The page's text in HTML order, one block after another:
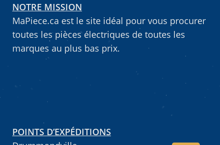
NOTRE MISSION
MaPiece.ca est le site idéal pour vous procurer
toutes les pièces électriques de toutes les
marques au plus bas prix.
POINTS D’EXPÉDITIONS